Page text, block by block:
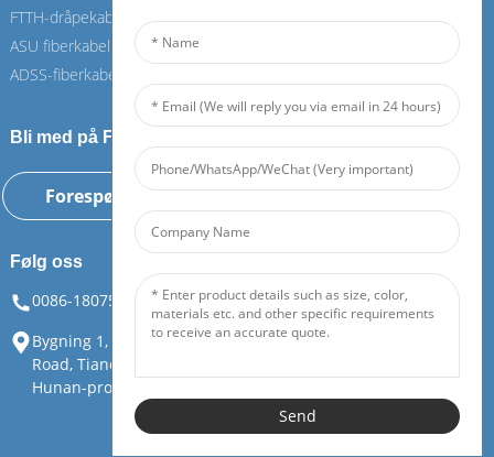
FTTH-dråpekabel
ASU fiberkabel
ADSS-fiberkabel
FTTH-dråpekabel
Bli med på Feiboer-dagen vår
Forespørsel nå
Følg oss
0086-18075108880
info@feiboer.com.cn
Bygning 1, Zhongjianbaobao Mansion, nr. 30, Lianhu 3rd
Road, Tianding Street, Yuelu-distriktet, Changsha City,
Hunan-provinsen
Send